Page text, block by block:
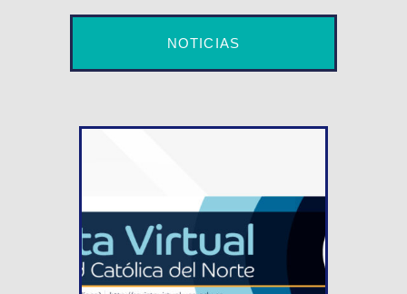
NOTICIAS